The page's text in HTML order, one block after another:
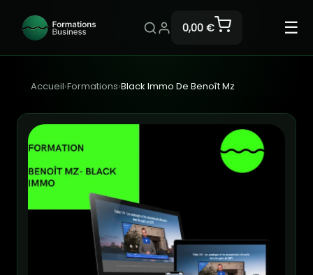
0,00 € ☰
Accueil›Formations›Black Immo De Benoît Mz